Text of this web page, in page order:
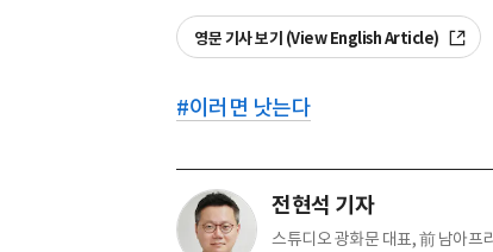
영문 기사 보기 (View English Article)
#이러면 낫는다
전현석 기자
스튜디오 광화문 대표, 前 남아프